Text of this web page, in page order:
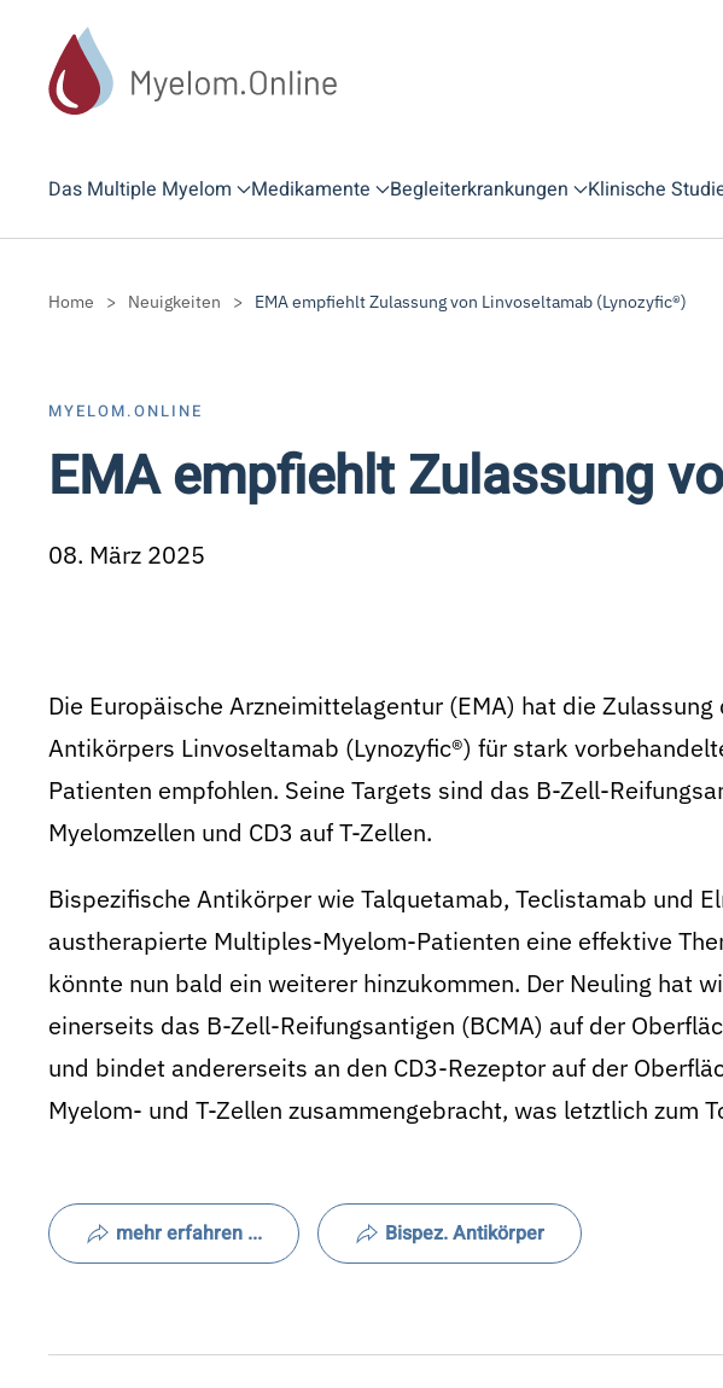
Zum Hauptinhalt springen
Das Multiple Myelom Medikamente Begleiterkrankungen Klinische
Home Neuigkeiten EMA empfiehlt Zulassung von Linvoseltamab (Lynozyfic®)
MYELOM.ONLINE
EMA empfiehlt Zulassung
08. März 2025
Die Europäische Arzneimittelagentur (EMA) hat die
Antikörpers Linvoseltamab (Lynozyfic®) für stark
Patienten empfohlen. Seine Targets sind das B-Zell-
Myelomzellen und CD3 auf T-Zellen.
Bispezifische Antikörper wie Talquetamab, Teclistamab und
austherapierte Multiples-Myelom-Patienten eine effektive
könnte nun bald ein weiterer hinzukommen. Der Neuling hat
einerseits das B-Zell-Reifungsantigen (BCMA) auf der
und bindet andererseits an den CD3-Rezeptor auf der
Myelom- und T-Zellen zusammengebracht, was letztlich zum
mehr erfahren ... Bispez. Antikörper